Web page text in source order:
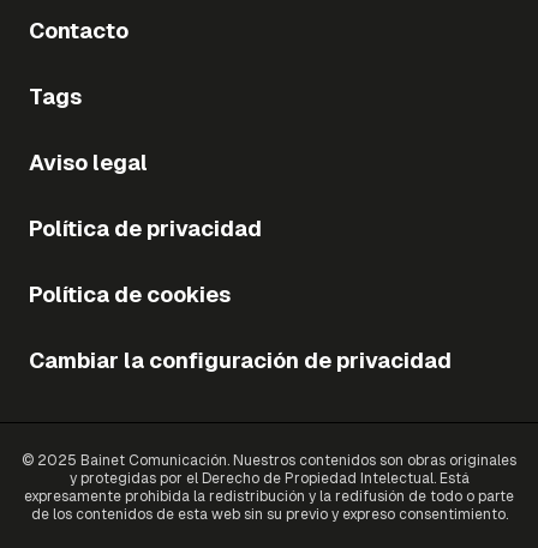
Contacto
Tags
Aviso legal
Política de privacidad
Política de cookies
Cambiar la configuración de privacidad
© 2025 Bainet Comunicación. Nuestros contenidos son obras originales
y protegidas por el Derecho de Propiedad Intelectual. Está
expresamente prohibida la redistribución y la redifusión de todo o parte
de los contenidos de esta web sin su previo y expreso consentimiento.